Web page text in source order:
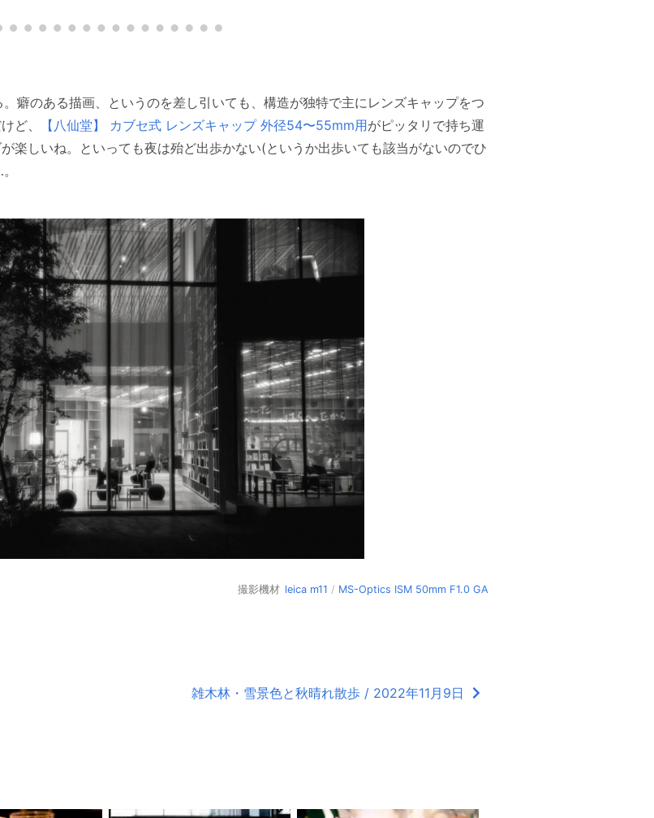
癖のある描画、というのを差し引いても、構造が独特で主にレンズキャップをつ
ど、
【八仙堂】 カブセ式 レンズキャップ 外径54〜55mm用がピッタリで持ち運
楽しいね。といっても夜は殆ど出歩かない(というか出歩いても該当がないのでひ
撮影機材 leica m11 / MS-Optics ISM 50mm F1.0 GA
雑木林・雪景色と秋晴れ散歩 / 2022年11月9日